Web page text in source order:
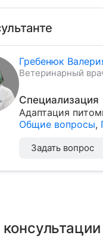
Гребенюк
Ветеринарный
Специализация
Адаптация
Общие вопросы,
Задать вопрос